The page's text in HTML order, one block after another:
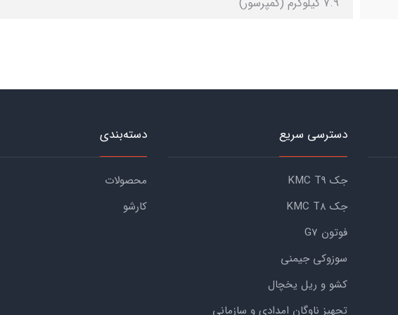
دسترسی سریع
جک KMC T9
جک KMC T8
فوتون G7
سوزوکی جیمنی
کشو و ریل یخچال
تجهیز ناوگان امدادی و سازمانی
دسته‌بندی
محصولات
کارشو